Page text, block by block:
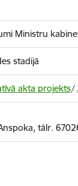
Ministru
stadijā
akta projekts/
tālr.